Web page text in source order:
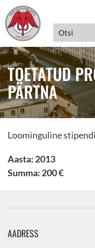
TOETATUD
PÄRTNA
Loominguline
Aasta: 2013
Summa: 200 €
AADRESS